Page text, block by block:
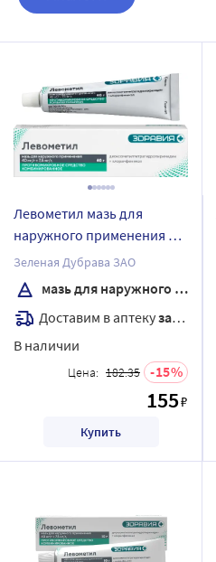
Левометил мазь для
наружного применения 40
гр
Зеленая Дубрава ЗАО
мазь для наружного применения
Доставим в аптекузавтра
В наличии
Цена: 182.35 15
155₽
Купить